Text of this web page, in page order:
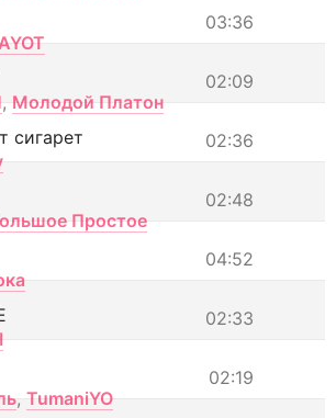
03:36
02:09
, Молодой Платон
02:36
сигарет
02:48
Простое
04:52
02:33
02:19
, TumaniYO